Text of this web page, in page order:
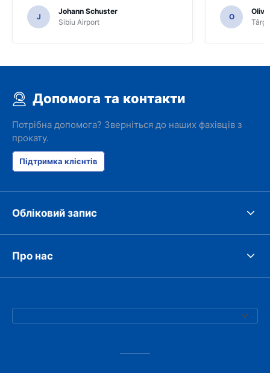
J
Johann Schuster
Sibiu Airport
O
Допомога та контакти
Потрібна допомога? Зверніться до наших фахівців з
прокату.
Підтримка клієнтів
Обліковий запис
Про нас